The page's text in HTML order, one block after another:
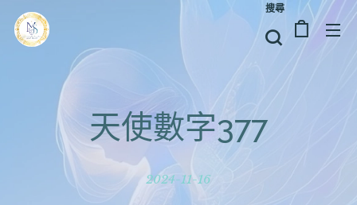
搜尋
天使數字377
2024-11-16